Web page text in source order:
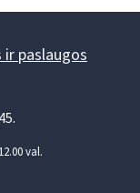
paslaugos
val.